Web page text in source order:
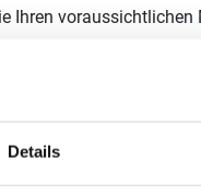
Details
Ihren
rund um den
einmalige